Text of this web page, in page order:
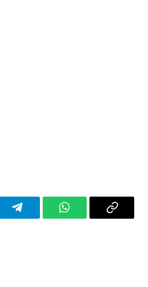
TelegramWhatsAppCopy